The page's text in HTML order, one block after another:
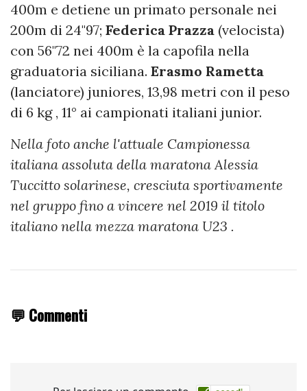
400m e detiene un primato personale nei
200m di 24"97; Federica Prazza (velocista)
con 56"72 nei 400m è la capofila nella
graduatoria siciliana. Erasmo Rametta
(lanciatore) juniores, 13,98 metri con il peso
di 6 kg , 11° ai campionati italiani junior.
Nella foto anche l'attuale Campionessa
italiana assoluta della maratona Alessia
Tuccitto solarinese, cresciuta sportivamente
nel gruppo fino a vincere nel 2019 il titolo
italiano nella mezza maratona U23 .
💬 Commenti